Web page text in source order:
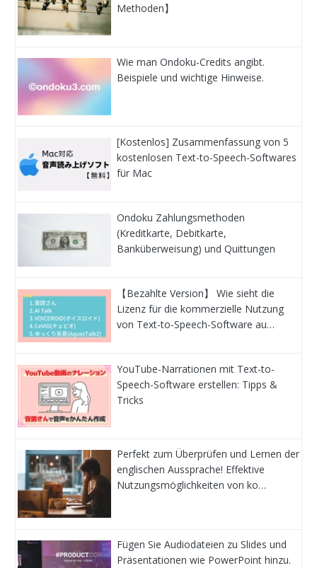
Methoden】
Wie man Ondoku-Credits angibt.
Beispiele und wichtige Hinweise.
[Kostenlos] Zusammenfassung von 5
kostenlosen Text-to-Speech-Softwares
für Mac
Ondoku Zahlungsmethoden
(Kreditkarte, Debitkarte,
Banküberweisung) und Quittungen
【Bezahlte Version】 Wie sieht die
Lizenz für die kommerzielle Nutzung
von Text-to-Speech-Software au…
YouTube-Narrationen mit Text-to-
Speech-Software erstellen: Tipps &
Tricks
Perfekt zum Überprüfen und Lernen der
englischen Aussprache! Effektive
Nutzungsmöglichkeiten von ko…
Fügen Sie Audiodateien zu Slides und
Präsentationen wie PowerPoint hinzu.